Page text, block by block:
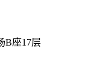
B座17层